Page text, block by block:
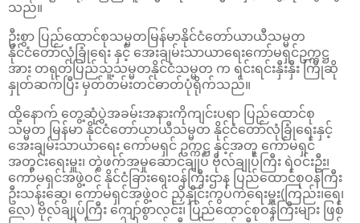
သည်။
ဦးစွာ ပြည်ထောင်စုသမ္မတမြန်မာနိုင်ငံတော်ယာယီသမ္မတ
နိုင်ငံတော်လုံခြုံရေး နှင့် အေးချမ်းသာယာရေးကော်မရှင်ဥက္ကဋ္ဌ
အား တရုတ်ပြည်သူ့သမ္မတနိုင်ငံသမ္မတ က ရင်းရင်းနှီးနှီး ကြိုဆို
နှုတ်ဆက်ပြီး မှတ်တမ်းတင်ဓာတ်ပုံရိုက်သည်။
ထို့နောက် တွေ့ဆုံပွဲအခမ်းအနားကိုကျင်းပရာ ပြည်ထောင်စု
သမ္မတ မြန်မာ နိုင်ငံတော်ယာယီသမ္မတ နိုင်ငံတော်လုံခြုံရေးနှင့်
အေးချမ်းသာယာရေး ကော်မရှင် ဥက္ကဋ္ဌ နှင့်အတူ ကော်မရှင်
အတွင်းရေးမှူး၊ တွဲဖက်အမှုဆောင်ချုပ် ဗိုလ်ချုပ်ကြီး ရဲဝင်းဦး၊
ကော်မရှင်အဖွဲ့ဝင် နိုင်ငံခြားရေးဝန်ကြီးဌာန ပြည်ထောင်စုဝန်ကြီး
ဦးသန်းဆွေ၊ ကော်မရှင်အဖွဲ့ဝင် ညှိနှိုင်းကွပ်ကဲရေးမှူး(ကြည်း၊ရေ၊
လေ) ဗိုလ်ချုပ်ကြီး ကျော်စွာလင်း၊ ပြည်ထောင်စုဝန်ကြီးများ ဖြစ်